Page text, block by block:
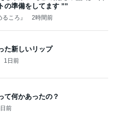
の準備をしてます ””
ころ』 2時間前
た新しいリップ
1日前
て何かあったの？
前